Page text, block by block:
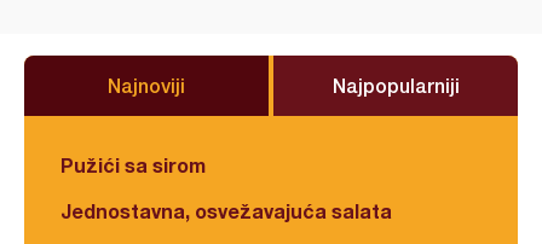
Najnoviji Najpopularniji
Pužići sa sirom
Jednostavna, osvežavajuća salata